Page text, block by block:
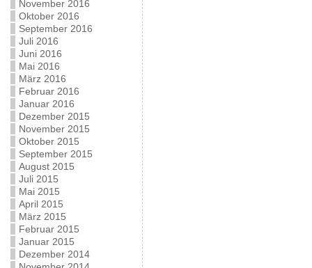
November 2016
Oktober 2016
September 2016
Juli 2016
Juni 2016
Mai 2016
März 2016
Februar 2016
Januar 2016
Dezember 2015
November 2015
Oktober 2015
September 2015
August 2015
Juli 2015
Mai 2015
April 2015
März 2015
Februar 2015
Januar 2015
Dezember 2014